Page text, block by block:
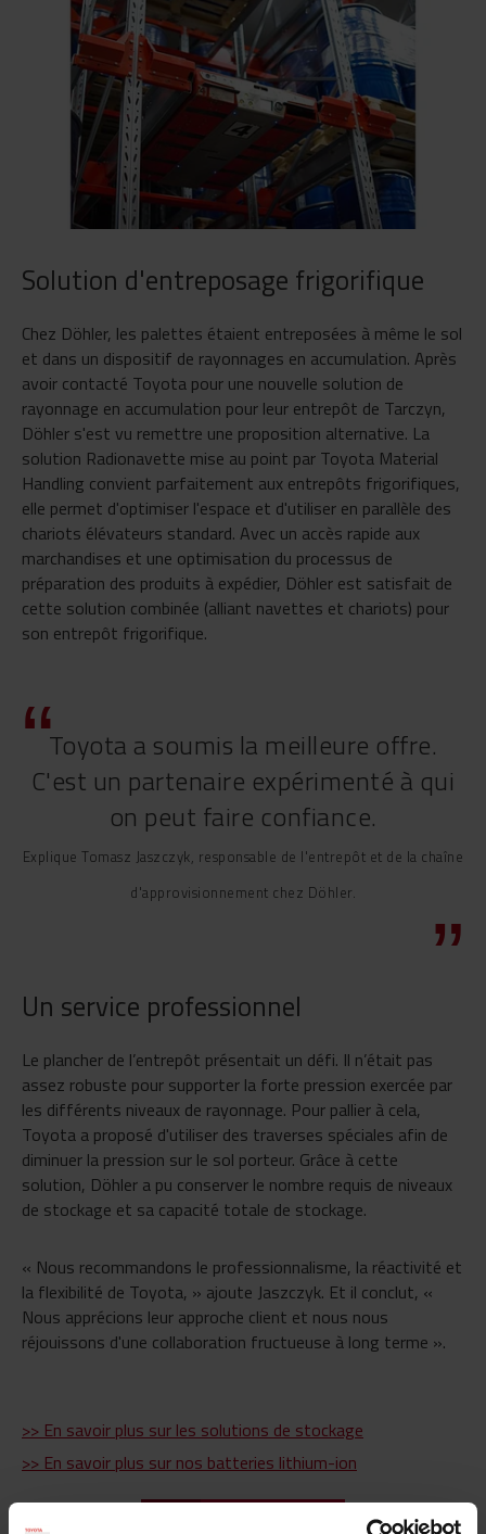
Solution d'entreposage frigorifique
Chez Döhler, les palettes étaient entreposées à même le sol
et dans un dispositif de rayonnages en accumulation. Après
avoir contacté Toyota pour une nouvelle solution de
rayonnage en accumulation pour leur entrepôt de Tarczyn,
Döhler s'est vu remettre une proposition alternative. La
solution Radionavette mise au point par Toyota Material
Handling convient parfaitement aux entrepôts frigorifiques,
elle permet d'optimiser l'espace et d'utiliser en parallèle des
chariots élévateurs standard. Avec un accès rapide aux
marchandises et une optimisation du processus de
préparation des produits à expédier, Döhler est satisfait de
cette solution combinée (alliant navettes et chariots) pour
son entrepôt frigorifique.
Toyota a soumis la meilleure offre.
C'est un partenaire expérimenté à qui
on peut faire confiance.
Explique Tomasz Jaszczyk, responsable de l'entrepôt et de la chaîne
d'approvisionnement chez Döhler.
Un service professionnel
Le plancher de l’entrepôt présentait un défi. Il n’était pas
assez robuste pour supporter la forte pression exercée par
les différents niveaux de rayonnage. Pour pallier à cela,
Toyota a proposé d'utiliser des traverses spéciales afin de
diminuer la pression sur le sol porteur. Grâce à cette
solution, Döhler a pu conserver le nombre requis de niveaux
de stockage et sa capacité totale de stockage.
« Nous recommandons le professionnalisme, la réactivité et
la flexibilité de Toyota, » ajoute Jaszczyk. Et il conclut, «
Nous apprécions leur approche client et nous nous
réjouissons d'une collaboration fructueuse à long terme ».
>> En savoir plus sur les solutions de stockage
>> En savoir plus sur nos batteries lithium-ion